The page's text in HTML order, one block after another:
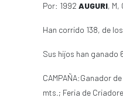
Por: 1992 AUGURI, M,
Han corrido 138, de
Sus hijos han ganado
CAMPAÑA:Ganador
mts.; Feria de